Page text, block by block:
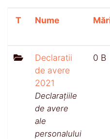
T Nume
Declaratii
de avere
2021
Declarațiile
de avere
ale
personalului
0 B